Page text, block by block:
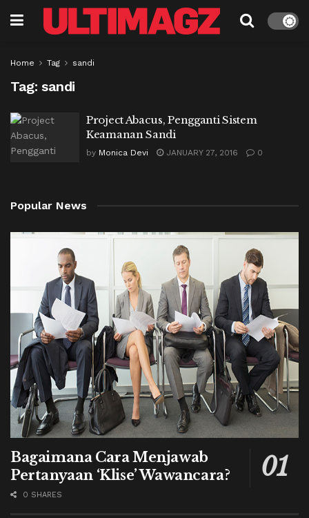
Home Tag sandi
Tag: sandi
Project Abacus, Pengganti Sistem
Keamanan Sandi
by Monica Devi JANUARY 27, 2016 0
Popular News
Bagaimana Cara Menjawab
Pertanyaan ‘Klise’ Wawancara?
0 SHARES